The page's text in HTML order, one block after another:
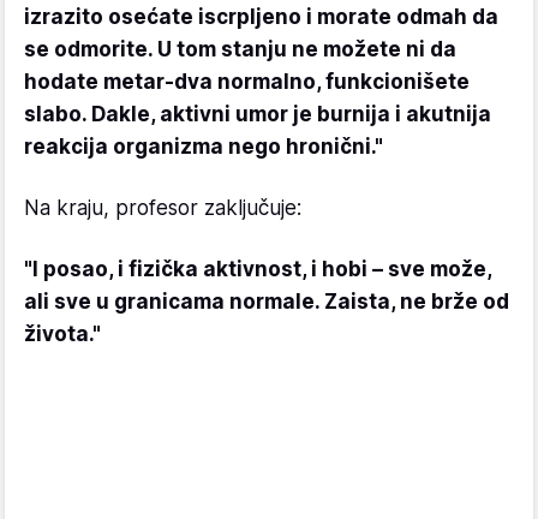
izrazito osećate iscrpljeno i morate odmah da
se odmorite. U tom stanju ne možete ni da
hodate metar-dva normalno, funkcionišete
slabo. Dakle, aktivni umor je burnija i akutnija
reakcija organizma nego hronični."
Na kraju, profesor zaključuje:
"I posao, i fizička aktivnost, i hobi – sve može,
ali sve u granicama normale. Zaista, ne brže od
života."